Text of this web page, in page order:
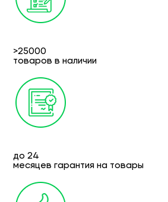
>25000
товаров в наличии
до 24
месяцев гарантия на товары